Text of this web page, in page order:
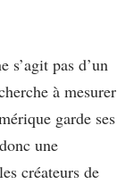
s’agit pas d’un
à mesurer
garde ses
une
créateurs de